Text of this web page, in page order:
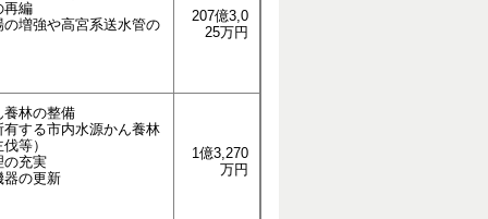
再編
の増強や高宮系送水管の
207億3,0
25万円
養林の整備
有する市内水源かん養林
等）
の充実
器の更新
1億3,270
万円